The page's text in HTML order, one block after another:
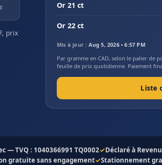
prix
Or 21 ct
Or 22 ct
Mis à jour : Aug 5, 2026 • 6:57 PM
Par gramme en CAD, selon le palier de
feuille de prix quotidienne. Paiement
Liste
— TVQ : 1040366991 TQ0002✓Déclaré à
gratuite sans engagement✓Stationnement